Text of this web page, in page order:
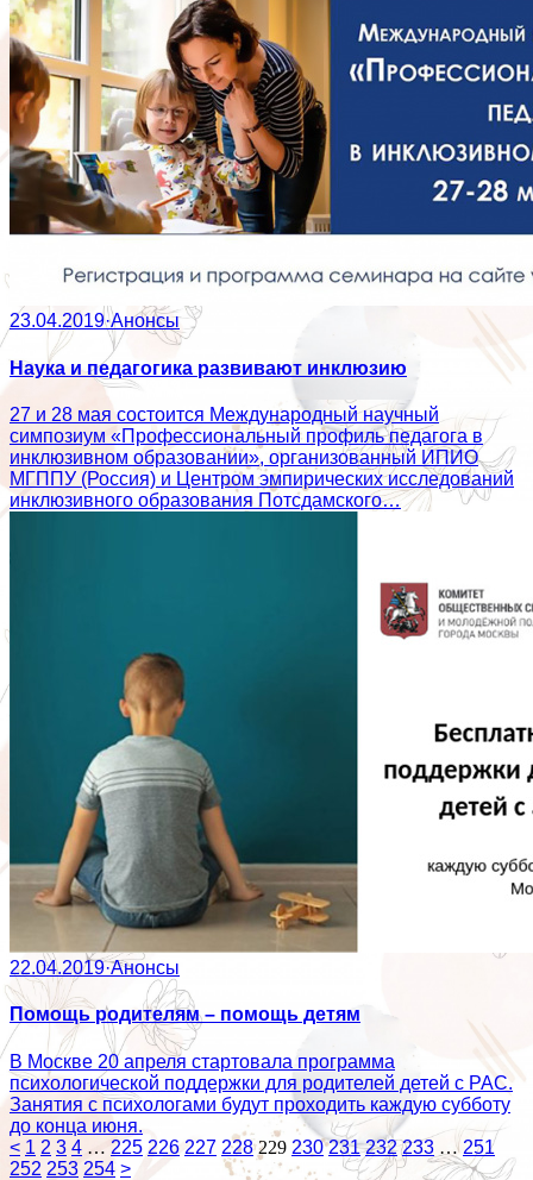
23.04.2019·Анонсы
Наука и педагогика развивают инклюзию
27 и 28 мая состоится Международный научный
симпозиум «Профессиональный профиль педагога в
инклюзивном образовании», организованный ИПИО
МГППУ (Россия) и Центром эмпирических исследований
инклюзивного образования Потсдамского…
22.04.2019·Анонсы
Помощь родителям – помощь детям
В Москве 20 апреля стартовала программа
психологической поддержки для родителей детей с РАС.
Занятия с психологами будут проходить каждую субботу
до конца июня.
< 1 2 3 4 … 225 226 227 228 229 230 231 232 233 … 251
252 253 254 >